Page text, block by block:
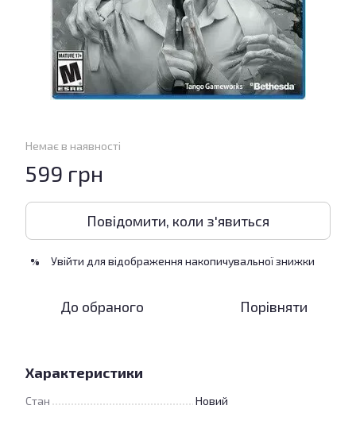
Немає в наявності
599 грн
Повідомити, коли з'явиться
% Увійти для відображення накопичувальної знижки
До обраного Порівняти
Характеристики
Стан Новий